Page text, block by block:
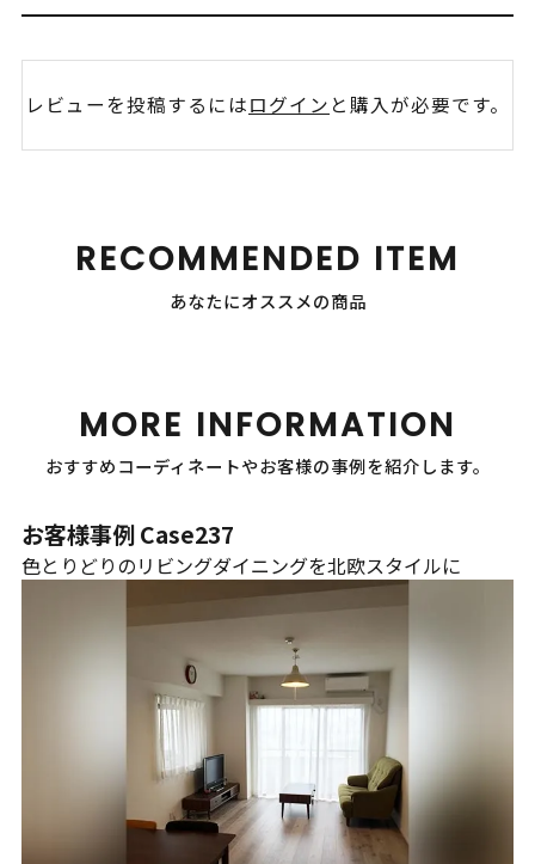
レビューを投稿するにはログイン と購入が必要です。
RECOMMENDED ITEM
あなたにオススメの商品
MORE INFORMATION
おすすめコーディネートやお客様の事例を紹介します。
お客様事例 Case237
色とりどりのリビングダイニングを北欧スタイルに